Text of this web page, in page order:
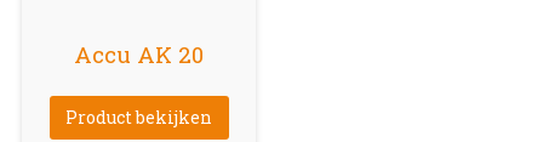
Accu AK 20
Product bekijken